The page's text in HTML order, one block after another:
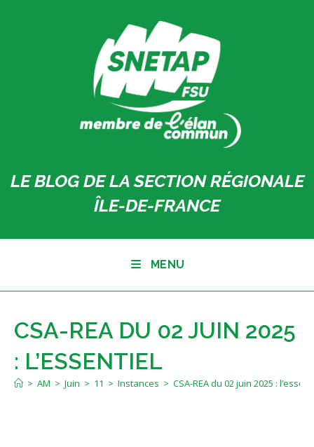
LE BLOG DE LA SECTION RÉGIONALE
ÎLE-DE-FRANCE
MENU
CSA-REA DU 02 JUIN 2025
: L’ESSENTIEL
> AM > Juin > 11 > Instances > CSA-REA du 02 juin 2025 :